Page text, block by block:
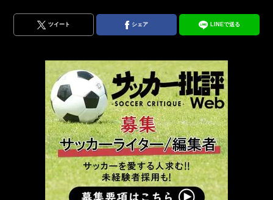
ツイート シェア LINEで送る